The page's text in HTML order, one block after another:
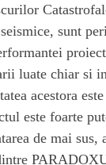
sunt
luate chiar si
acestora
este foarte
de mai sus,